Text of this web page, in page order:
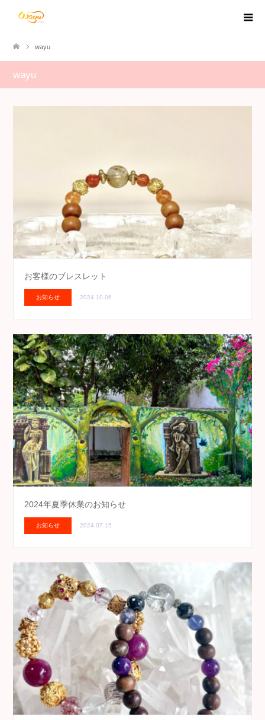
wayu
wayu
お客様のブレスレット
お知らせ 2024.10.06
2024年夏季休業のお知らせ
お知らせ 2024.07.15